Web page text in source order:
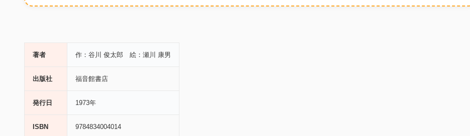
著者 作：谷川 俊太郎 絵：瀬川 康男
出版社 福音館書店
発行日 1973年
ISBN 9784834004014